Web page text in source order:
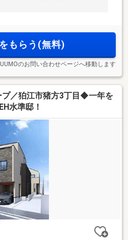
もらう(無料)
のお問い合わせページへ移動します
／狛江市猪方3丁目◆一年を
水準邸！